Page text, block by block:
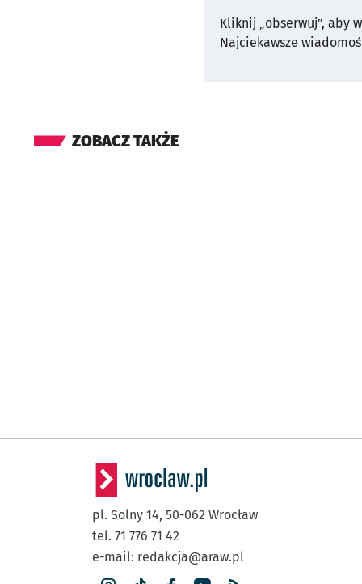
Kliknij „obserwuj”, aby
Najciekawsze
ZOBACZ TAKŻE
pl. Solny 14, 50-062 Wrocław
tel. 71 776 71 42
e-mail: redakcja@araw.pl